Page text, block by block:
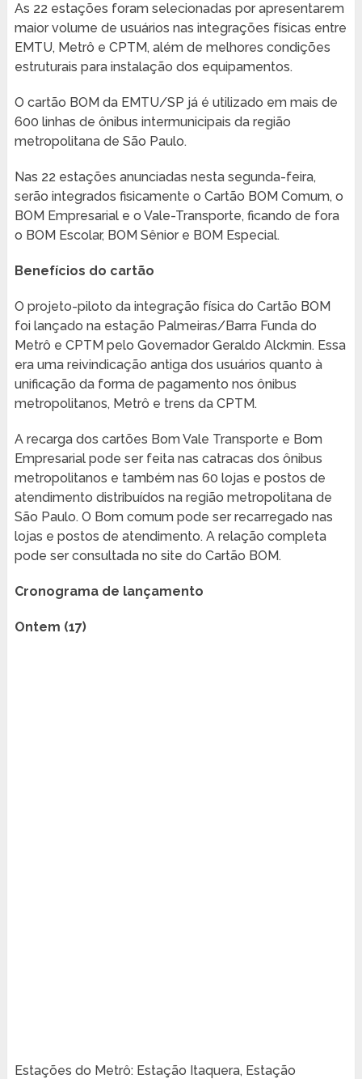
As 22 estações foram selecionadas por apresentarem
maior volume de usuários nas integrações físicas entre
EMTU, Metrô e CPTM, além de melhores condições
estruturais para instalação dos equipamentos.
O cartão BOM da EMTU/SP já é utilizado em mais de
600 linhas de ônibus intermunicipais da região
metropolitana de São Paulo.
Nas 22 estações anunciadas nesta segunda-feira,
serão integrados fisicamente o Cartão BOM Comum, o
BOM Empresarial e o Vale-Transporte, ficando de fora
o BOM Escolar, BOM Sênior e BOM Especial.
Benefícios do cartão
O projeto-piloto da integração física do Cartão BOM
foi lançado na estação Palmeiras/Barra Funda do
Metrô e CPTM pelo Governador Geraldo Alckmin. Essa
era uma reivindicação antiga dos usuários quanto à
unificação da forma de pagamento nos ônibus
metropolitanos, Metrô e trens da CPTM.
A recarga dos cartões Bom Vale Transporte e Bom
Empresarial pode ser feita nas catracas dos ônibus
metropolitanos e também nas 60 lojas e postos de
atendimento distribuídos na região metropolitana de
São Paulo. O Bom comum pode ser recarregado nas
lojas e postos de atendimento. A relação completa
pode ser consultada no site do Cartão BOM.
Cronograma de lançamento
Ontem (17)
Estações do Metrô: Estação Itaquera, Estação